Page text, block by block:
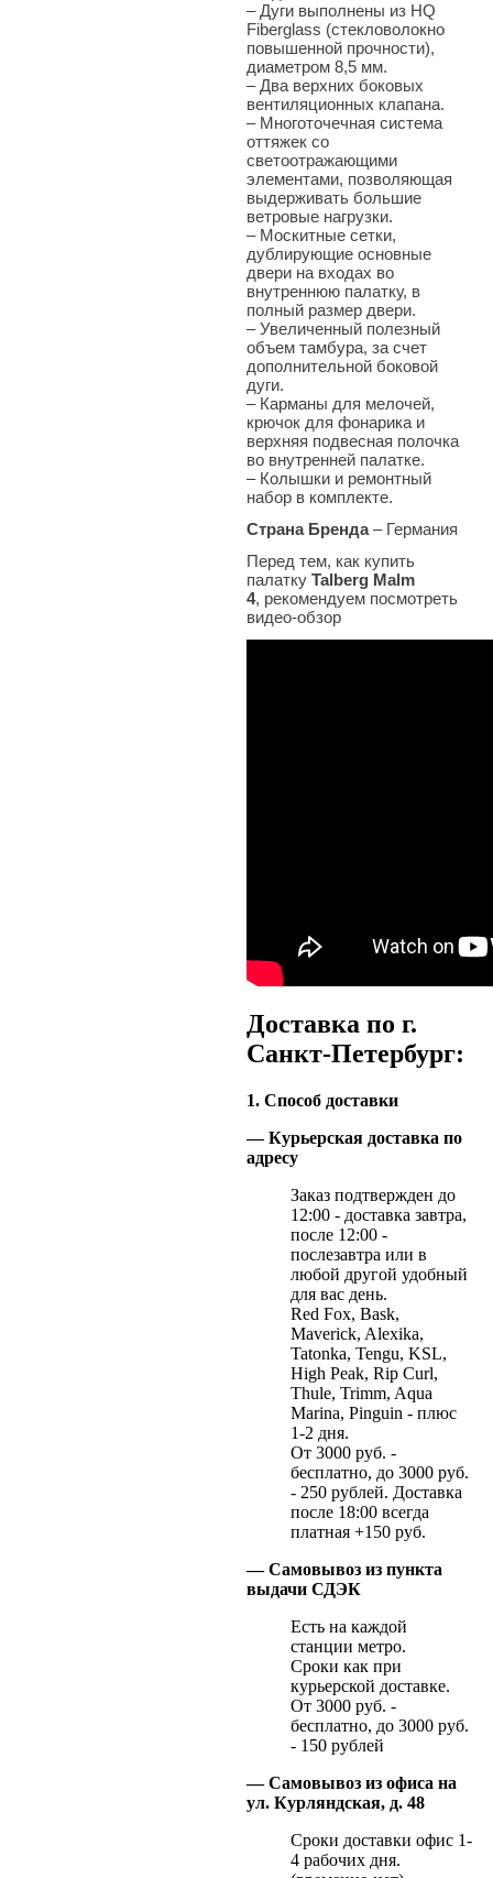
– Дуги выполнены из HQ
Fiberglass (стекловолокно
повышенной прочности),
диаметром 8,5 мм.
– Два верхних боковых
вентиляционных клапана.
– Многоточечная система
оттяжек со
светоотражающими
элементами, позволяющая
выдерживать большие
ветровые нагрузки.
– Москитные сетки,
дублирующие основные
двери на входах во
внутреннюю палатку, в
полный размер двери.
– Увеличенный полезный
объем тамбура, за счет
дополнительной боковой
дуги.
– Карманы для мелочей,
крючок для фонарика и
верхняя подвесная полочка
во внутренней палатке.
– Колышки и ремонтный
набор в комплекте.
Страна Бренда– Германия
Перед тем, как купить
палатку Talberg Malm
4, рекомендуем посмотреть
видео-обзор
Доставка по г.
Санкт-Петербург:
1. Способ доставки
— Курьерская доставка по
адресу
Заказ подтвержден до
12:00 - доставка завтра,
после 12:00 -
послезавтра или в
любой другой удобный
для вас день.
Red Fox, Bask,
Maverick, Alexika,
Tatonka, Tengu, KSL,
High Peak, Rip Curl,
Thule, Trimm, Aqua
Marina, Pinguin - плюс
1-2 дня.
От 3000 руб. -
бесплатно, до 3000 руб.
- 250 рублей. Доставка
после 18:00 всегда
платная +150 руб.
— Самовывоз из пункта
выдачи СДЭК
Есть на каждой
станции метро.
Сроки как при
курьерской доставке.
От 3000 руб. -
бесплатно, до 3000 руб.
- 150 рублей
— Самовывоз из офиса на
ул. Курляндская, д. 48
Сроки доставки офис 1-
4 рабочих дня.